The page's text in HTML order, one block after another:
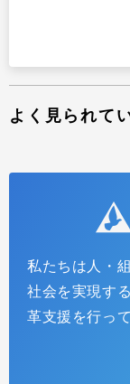
よく見られて
私たちは人・
社会を実現す
革支援を行っ